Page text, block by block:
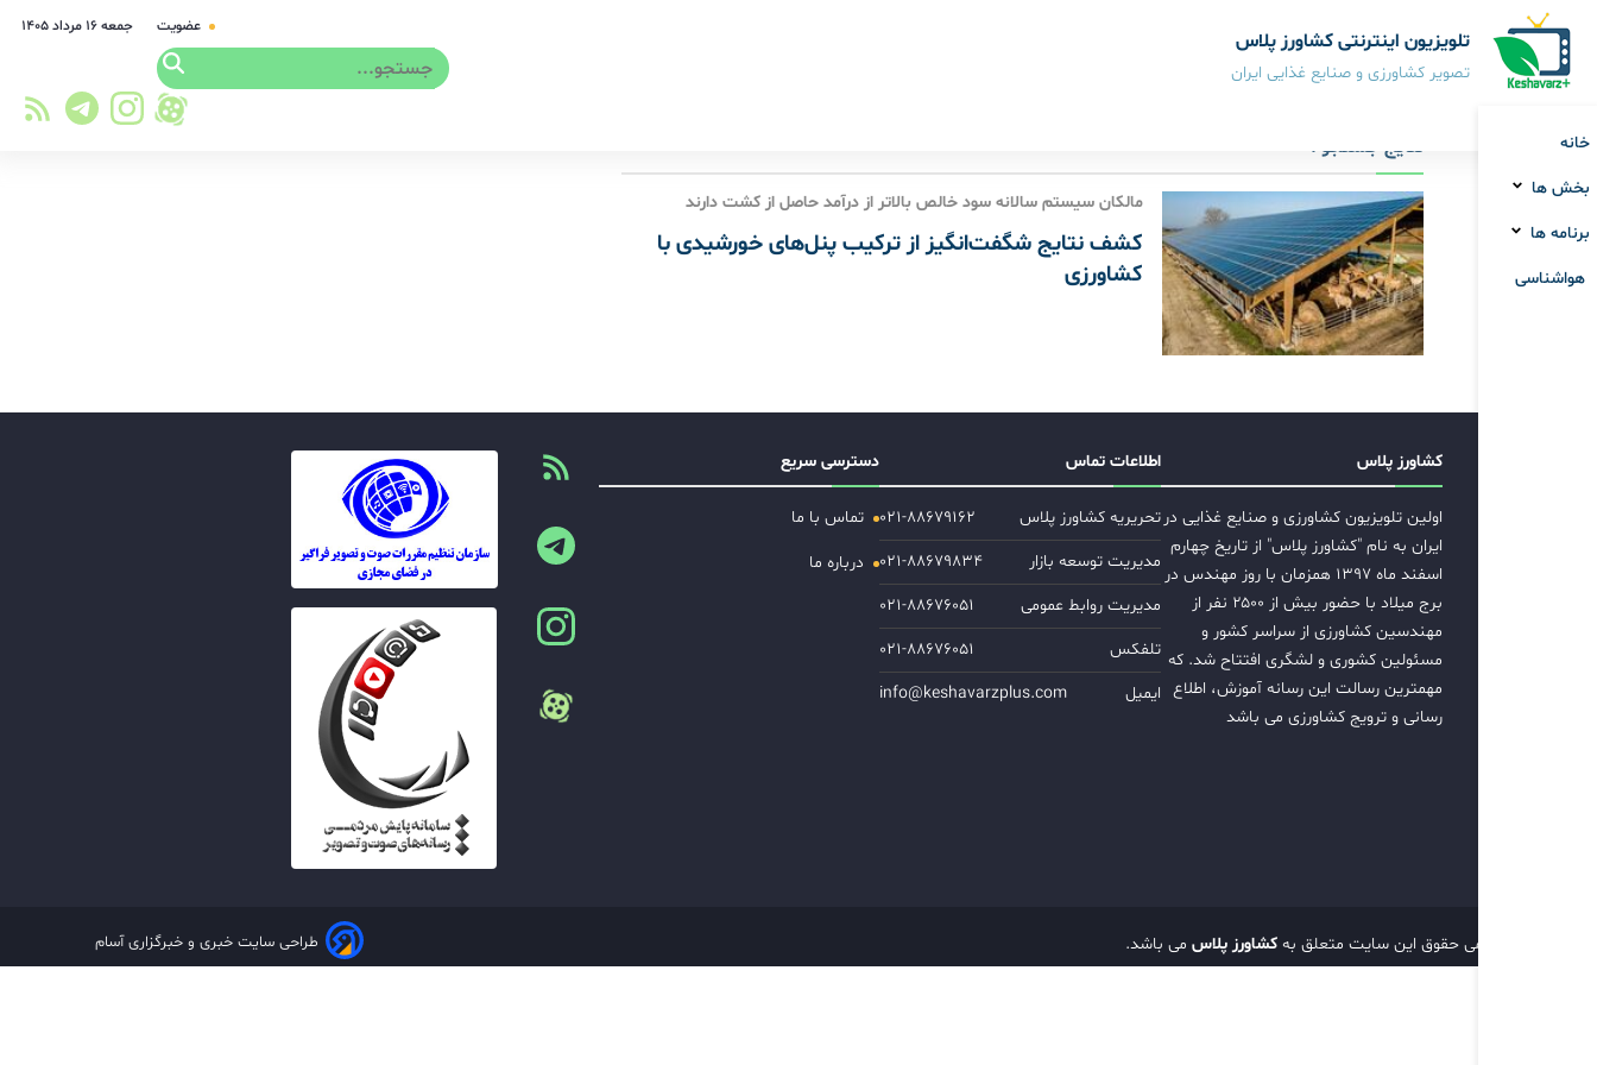
تلویزیون اینترنتی کشاورز پلاس
تصویر کشاورزی و صنایع غذایی ایران
عضویت جمعه ۱۶ مرداد ۱۴۰۵
خانه
بخش ها
برنامه ها
هواشناسی
نتایج جستجو :
مالکان سیستم سالانه سود خالص بالاتر از درآمد حاصل از کشت دارند
کشف نتایج شگفت‌انگیز از ترکیب پنل‌های خورشیدی با
کشاورزی
کشاورز پلاس
اولین تلویزیون کشاورزی و صنایع غذایی در
ایران به نام "کشاورز پلاس" از تاریخ چهارم
اسفند ماه ۱۳۹۷ همزمان با روز مهندس در
برج میلاد با حضور بیش از ۲۵۰۰ نفر از
مهندسین کشاورزی از سراسر کشور و
مسئولین کشوری و لشگری افتتاح شد. که
مهمترین رسالت این رسانه آموزش، اطلاع
رسانی و ترویج کشاورزی می باشد
اطلاعات تماس
تحریریه کشاورز پلاس
۰۲۱-۸۸۶۷۹۱۶۲
مدیریت توسعه بازار
۰۲۱-۸۸۶۷۹۸۳۴
مدیریت روابط عمومی
۰۲۱-۸۸۶۷۶۰۵۱
تلفکس
۰۲۱-۸۸۶۷۶۰۵۱
ایمیل
info@keshavarzplus.com
دسترسی سریع
تماس با ما
درباره ما
تمامی حقوق این سایت متعلق به کشاورز پلاس می باشد. طراحی سایت خبری و خبرگزاری آسام